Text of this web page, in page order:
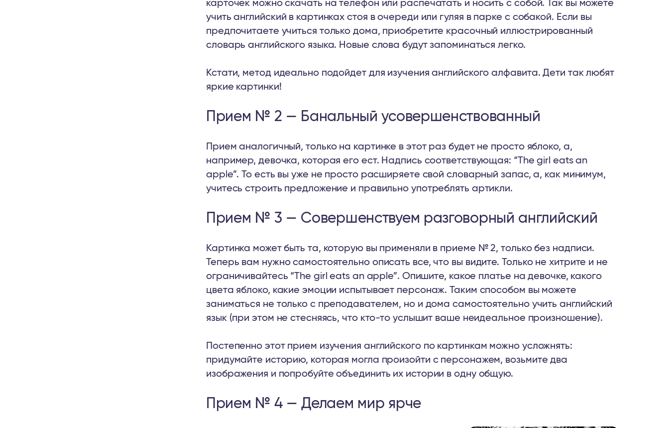
карточек можно скачать на телефон или распечатать и носить с собой. Так вы можете
учить английский в картинках стоя в очереди или гуляя в парке с собакой. Если вы
предпочитаете учиться только дома, приобретите красочный иллюстрированный
словарь английского языка. Новые слова будут запоминаться легко.
Кстати, метод идеально подойдет для изучения английского алфавита. Дети так любят
яркие картинки!
Прием № 2 — Банальный усовершенствованный
Прием аналогичный, только на картинке в этот раз будет не просто яблоко, а,
например, девочка, которая его ест. Надпись соответствующая: “The girl eats an
apple”. То есть вы уже не просто расширяете свой словарный запас, а, как минимум,
учитесь строить предложение и правильно употреблять артикли.
Прием № 3 — Совершенствуем разговорный английский
Картинка может быть та, которую вы применяли в приеме № 2, только без надписи.
Теперь вам нужно самостоятельно описать все, что вы видите. Только не хитрите и не
ограничивайтесь “The girl eats an apple”. Опишите, какое платье на девочке, какого
цвета яблоко, какие эмоции испытывает персонаж. Таким способом вы можете
заниматься не только с преподавателем, но и дома самостоятельно учить английский
язык (при этом не стесняясь, что кто-то услышит ваше неидеальное произношение).
Постепенно этот прием изучения английского по картинкам можно усложнять:
придумайте историю, которая могла произойти с персонажем, возьмите два
изображения и попробуйте объединить их истории в одну общую.
Прием № 4 — Делаем мир ярче